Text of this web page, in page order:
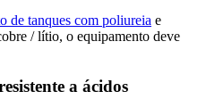
de tanques com poliureia e
/ lítio, o equipamento deve
a ácidos